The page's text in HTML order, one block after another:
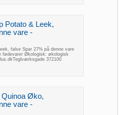
Potato & Leek,
vare -
false Spar 27% på denne vare
fødevarer Økologisk: økologisk
372100
Quinoa Øko,
vare -